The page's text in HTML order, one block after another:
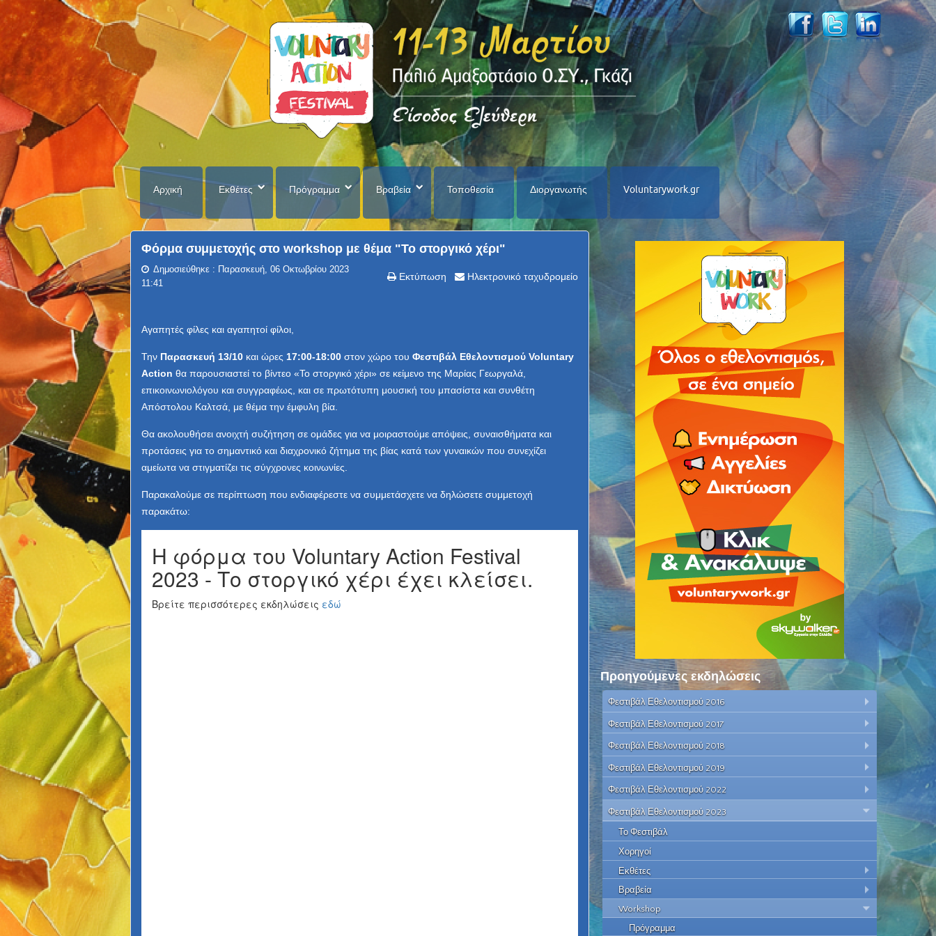
Αρχική Εκθέτες Πρόγραμμα Βραβεία Τοποθεσία Διοργανωτής Voluntarywork.gr
Φόρμα συμμετοχής στο workshop με θέμα "Το στοργικό χέρι"
Εκτύπωση Ηλεκτρονικό ταχυδρομείο
Δημοσιεύθηκε : Παρασκευή, 06 Οκτωβρίου 2023
11:41
Αγαπητές φίλες και αγαπητοί φίλοι,
Την Παρασκευή 13/10 και ώρες 17:00-18:00 στον χώρο του Φεστιβάλ Εθελοντισμού Voluntary
Action θα παρουσιαστεί το βίντεο «Το στοργικό χέρι» σε κείμενο της Μαρίας Γεωργαλά,
επικοινωνιολόγου και συγγραφέως, και σε πρωτότυπη μουσική του μπασίστα και συνθέτη
Απόστολου Καλτσά, με θέμα την έμφυλη βία.
Θα ακολουθήσει ανοιχτή συζήτηση σε ομάδες για να μοιραστούμε απόψεις, συναισθήματα και
προτάσεις για το σημαντικό και διαχρονικό ζήτημα της βίας κατά των γυναικών που συνεχίζει
αμείωτα να στιγματίζει τις σύγχρονες κοινωνίες.
Παρακαλούμε σε περίπτωση που ενδιαφέρεστε να συμμετάσχετε να δηλώσετε συμμετοχή
παρακάτω:
Προηγούμενες εκδηλώσεις
Φεστιβάλ Εθελοντισμού 2016
Φεστιβάλ Εθελοντισμού 2017
Φεστιβάλ Εθελοντισμού 2018
Φεστιβάλ Εθελοντισμού 2019
Φεστιβάλ Εθελοντισμού 2022
Φεστιβάλ Εθελοντισμού 2023
Το Φεστιβάλ
Χορηγοί
Εκθέτες
Βραβεία
Workshop
Πρόγραμμα